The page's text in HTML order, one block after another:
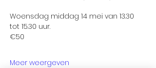
Woensdag middag 14 mei van 13.30
tot 15.30 uur.
€50
Meer weergeven